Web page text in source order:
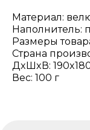
Материал:
Наполнитель:
Размеры
Страна
ДxШxВ:
Вес: 100 г